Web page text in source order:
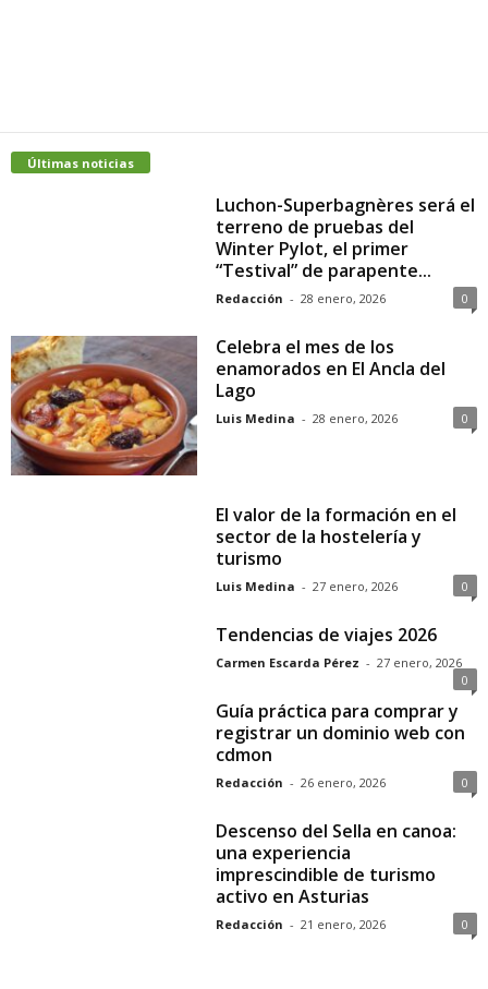
Últimas noticias
Luchon-Superbagnères será el
terreno de pruebas del
Winter Pylot, el primer
“Testival” de parapente...
Redacción - 28 enero, 2026 0
Celebra el mes de los
enamorados en El Ancla del
Lago
Luis Medina - 28 enero, 2026 0
El valor de la formación en el
sector de la hostelería y
turismo
Luis Medina - 27 enero, 2026 0
Tendencias de viajes 2026
Carmen Escarda Pérez - 27 enero, 2026
0
Guía práctica para comprar y
registrar un dominio web con
cdmon
Redacción - 26 enero, 2026 0
Descenso del Sella en canoa:
una experiencia
imprescindible de turismo
activo en Asturias
Redacción - 21 enero, 2026 0